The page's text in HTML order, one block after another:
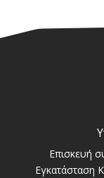
Επισκευή
Εγκατάσταση